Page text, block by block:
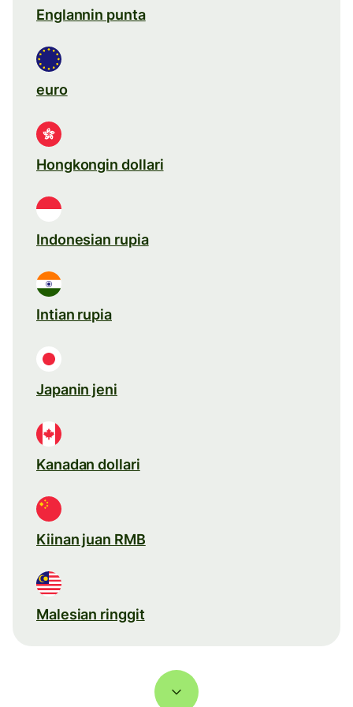
Englannin punta
euro
Hongkongin dollari
Indonesian rupia
Intian rupia
Japanin jeni
Kanadan dollari
Kiinan juan RMB
Malesian ringgit